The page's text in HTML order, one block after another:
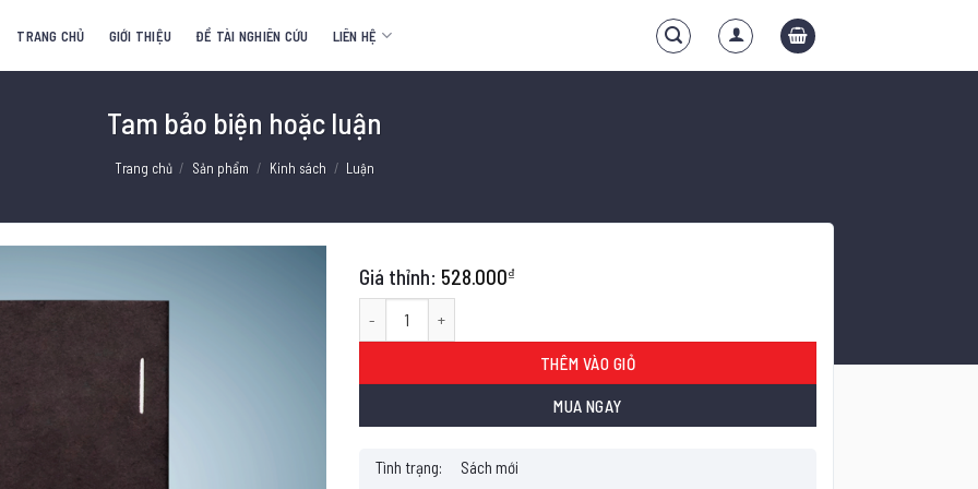
TRANG CHỦ GIỚI THIỆU ĐỀ TÀI NGHIÊN CỨU LIÊN HỆ
Tam bảo biện hoặc luận
Trang chủ / Sản phẩm / Kinh sách / Luận
528.000₫
THÊM VÀO GIỎ
MUA NGAY
Tình trạng:
Sách mới